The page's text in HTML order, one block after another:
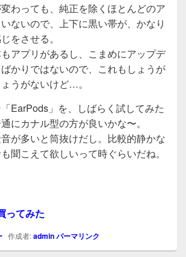
わっても、純正を除くほとんどのア
ないので、上下に黒い帯が、かなり
をさせる。
アプリがあるし、こまめにアップデ
かりではないので、これもしょうが
うがないけど…。
EarPods」を、しばらく試してみた
にカナル型の方が良いかな〜。
が多いと筒抜けだし。比較的静かな
聞こえて欲しいって時ぐらいだね。
ってみた
作成者:adminパーマリンク